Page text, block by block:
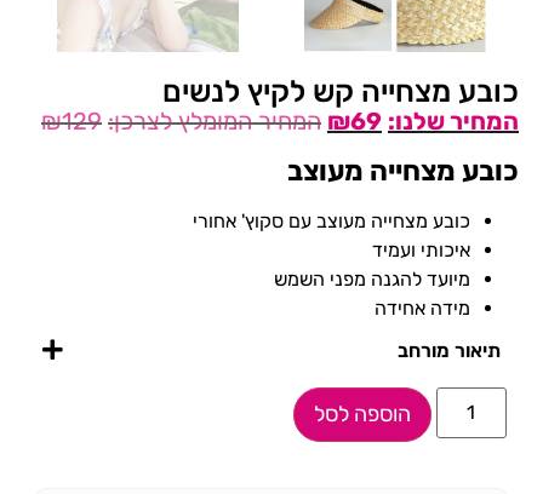
כובע מצחייה קש לקיץ לנשים
₪129 ₪69
כובע מצחייה מעוצב
כובע מצחייה מעוצב עם סקוץ' אחורי
איכותי ועמיד
מיועד להגנה מפני השמש
מידה אחידה
תיאור מורחב
הוספה לסל